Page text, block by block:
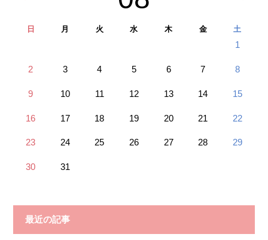
日 月 火 水 木 金 土
1
2 3 4 5 6 7 8
9 10 11 12 13 14 15
16 17 18 19 20 21 22
23 24 25 26 27 28 29
30 31
最近の記事